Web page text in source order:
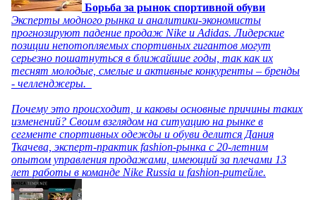
Борьба за рынок спортивной обуви
Эксперты модного рынка и аналитики-экономисты
прогнозируют падение продаж Nike и Adidas. Лидерские
позиции непотопляемых спортивных гигантов могут
серьезно пошатнуться в ближайшие годы, так как их
теснят молодые, смелые и активные конкуренты – бренды
- челленджеры.
Почему это происходит, и каковы основные причины таких
изменений? Своим взглядом на ситуацию на рынке в
сегменте спортивных одежды и обуви делится Дания
Ткачева, эксперт-практик fashion-рынка с 20-летним
опытом управления продажами, имеющий за плечами 13
лет работы в команде Nike Russia и fashion-ритейле.